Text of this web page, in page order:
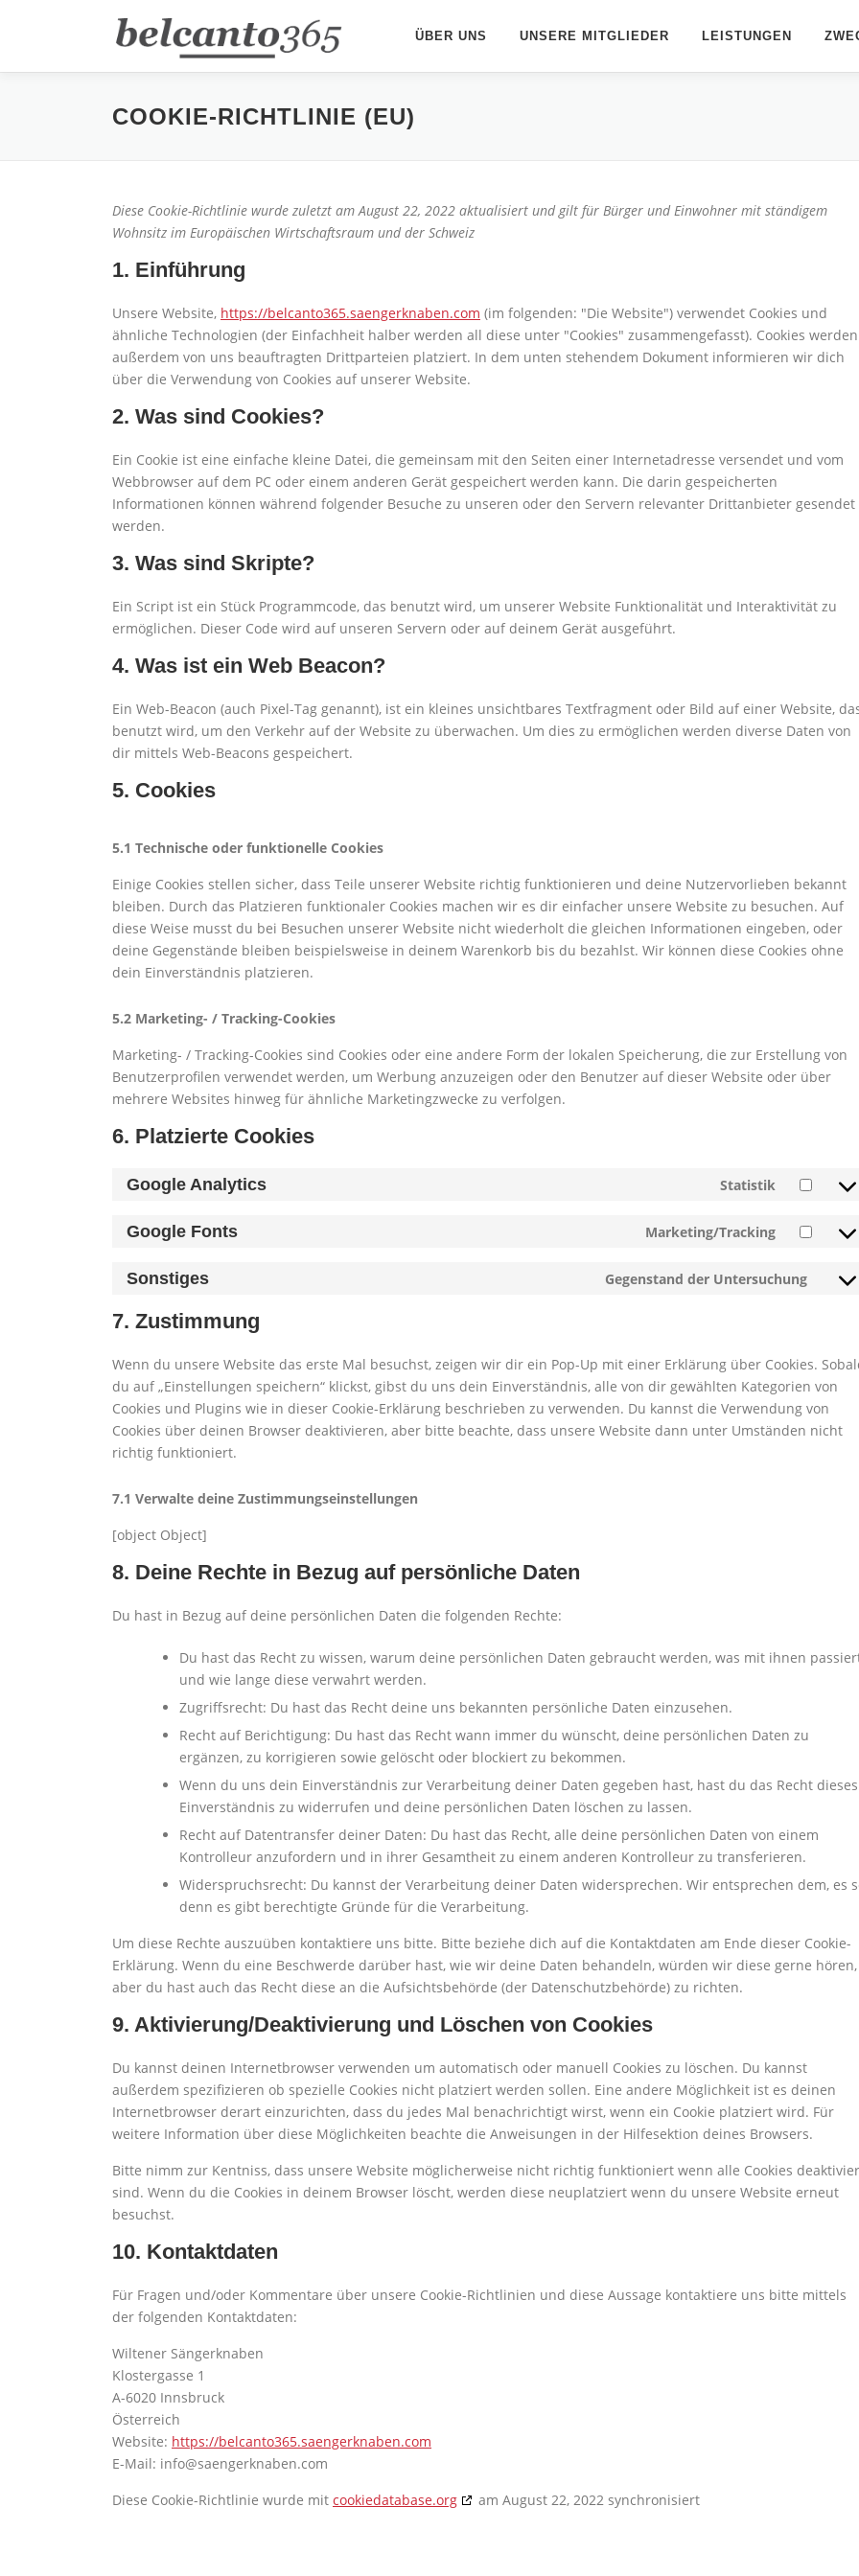
ÜBER UNS UNSERE MITGLIEDER LEISTUNGEN
COOKIE-RICHTLINIE (EU)
Diese Cookie-Richtlinie wurde zuletzt am August 22, 2022 aktualisiert und gilt für Bürger und Einwohner mit ständigem
Wohnsitz im Europäischen Wirtschaftsraum und der Schweiz
1. Einführung
Unsere Website, https://belcanto365.saengerknaben.com (im folgenden: "Die Website") verwendet Cookies und
ähnliche Technologien (der Einfachheit halber werden all diese unter "Cookies" zusammengefasst). Cookies werden
außerdem von uns beauftragten Drittparteien platziert. In dem unten stehendem Dokument informieren wir dich
über die Verwendung von Cookies auf unserer Website.
2. Was sind Cookies?
Ein Cookie ist eine einfache kleine Datei, die gemeinsam mit den Seiten einer Internetadresse versendet und vom
Webbrowser auf dem PC oder einem anderen Gerät gespeichert werden kann. Die darin gespeicherten
Informationen können während folgender Besuche zu unseren oder den Servern relevanter Drittanbieter gesendet
werden.
3. Was sind Skripte?
Ein Script ist ein Stück Programmcode, das benutzt wird, um unserer Website Funktionalität und Interaktivität zu
ermöglichen. Dieser Code wird auf unseren Servern oder auf deinem Gerät ausgeführt.
4. Was ist ein Web Beacon?
Ein Web-Beacon (auch Pixel-Tag genannt), ist ein kleines unsichtbares Textfragment oder Bild auf einer Website,
benutzt wird, um den Verkehr auf der Website zu überwachen. Um dies zu ermöglichen werden diverse Daten von
dir mittels Web-Beacons gespeichert.
5. Cookies
5.1 Technische oder funktionelle Cookies
Einige Cookies stellen sicher, dass Teile unserer Website richtig funktionieren und deine Nutzervorlieben bekannt
bleiben. Durch das Platzieren funktionaler Cookies machen wir es dir einfacher unsere Website zu besuchen. Auf
diese Weise musst du bei Besuchen unserer Website nicht wiederholt die gleichen Informationen eingeben, oder
deine Gegenstände bleiben beispielsweise in deinem Warenkorb bis du bezahlst. Wir können diese Cookies ohne
dein Einverständnis platzieren.
5.2 Marketing- / Tracking-Cookies
Marketing- / Tracking-Cookies sind Cookies oder eine andere Form der lokalen Speicherung, die zur Erstellung von
Benutzerprofilen verwendet werden, um Werbung anzuzeigen oder den Benutzer auf dieser Website oder über
mehrere Websites hinweg für ähnliche Marketingzwecke zu verfolgen.
6. Platzierte Cookies
Google Analytics Statistik
Google Fonts Marketing/Tracking
Sonstiges Gegenstand der Untersuchung
7. Zustimmung
Wenn du unsere Website das erste Mal besuchst, zeigen wir dir ein Pop-Up mit einer Erklärung über Cookies.
du auf „Einstellungen speichern“ klickst, gibst du uns dein Einverständnis, alle von dir gewählten Kategorien von
Cookies und Plugins wie in dieser Cookie-Erklärung beschrieben zu verwenden. Du kannst die Verwendung von
Cookies über deinen Browser deaktivieren, aber bitte beachte, dass unsere Website dann unter Umständen nicht
richtig funktioniert.
7.1 Verwalte deine Zustimmungseinstellungen
[object Object]
8. Deine Rechte in Bezug auf persönliche Daten
Du hast in Bezug auf deine persönlichen Daten die folgenden Rechte:
Du hast das Recht zu wissen, warum deine persönlichen Daten gebraucht werden, was mit ihnen
und wie lange diese verwahrt werden.
Zugriffsrecht: Du hast das Recht deine uns bekannten persönliche Daten einzusehen.
Recht auf Berichtigung: Du hast das Recht wann immer du wünscht, deine persönlichen Daten zu
ergänzen, zu korrigieren sowie gelöscht oder blockiert zu bekommen.
Wenn du uns dein Einverständnis zur Verarbeitung deiner Daten gegeben hast, hast du das Recht dieses
Einverständnis zu widerrufen und deine persönlichen Daten löschen zu lassen.
Recht auf Datentransfer deiner Daten: Du hast das Recht, alle deine persönlichen Daten von einem
Kontrolleur anzufordern und in ihrer Gesamtheit zu einem anderen Kontrolleur zu transferieren.
Widerspruchsrecht: Du kannst der Verarbeitung deiner Daten widersprechen. Wir entsprechen dem, es
denn es gibt berechtigte Gründe für die Verarbeitung.
Um diese Rechte auszuüben kontaktiere uns bitte. Bitte beziehe dich auf die Kontaktdaten am Ende dieser Cookie-
Erklärung. Wenn du eine Beschwerde darüber hast, wie wir deine Daten behandeln, würden wir diese gerne hören,
aber du hast auch das Recht diese an die Aufsichtsbehörde (der Datenschutzbehörde) zu richten.
9. Aktivierung/Deaktivierung und Löschen von Cookies
Du kannst deinen Internetbrowser verwenden um automatisch oder manuell Cookies zu löschen. Du kannst
außerdem spezifizieren ob spezielle Cookies nicht platziert werden sollen. Eine andere Möglichkeit ist es deinen
Internetbrowser derart einzurichten, dass du jedes Mal benachrichtigt wirst, wenn ein Cookie platziert wird. Für
weitere Information über diese Möglichkeiten beachte die Anweisungen in der Hilfesektion deines Browsers.
Bitte nimm zur Kentniss, dass unsere Website möglicherweise nicht richtig funktioniert wenn alle Cookies
sind. Wenn du die Cookies in deinem Browser löscht, werden diese neuplatziert wenn du unsere Website erneut
besuchst.
10. Kontaktdaten
Für Fragen und/oder Kommentare über unsere Cookie-Richtlinien und diese Aussage kontaktiere uns bitte mittels
der folgenden Kontaktdaten:
Wiltener Sängerknaben
Klostergasse 1
A-6020 Innsbruck
Österreich
Website: https://belcanto365.saengerknaben.com
E-Mail: moc.nebankregneas@ofni
Diese Cookie-Richtlinie wurde mit cookiedatabase.org am August 22, 2022 synchronisiert